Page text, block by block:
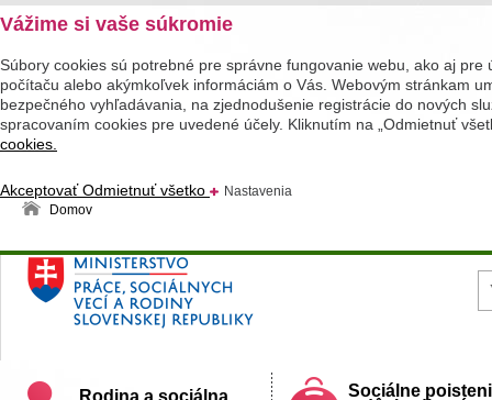
Vážime si vaše súkromie
Súbory cookies sú potrebné pre správne fungovanie webu, ako aj
počítaču alebo akýmkoľvek informáciám o Vás. Webovým stránkam
bezpečného vyhľadávania, na zjednodušenie registrácie do nových
spracovaním cookies pre uvedené účely. Kliknutím na „Odmietnuť
cookies.
AkceptovaťOdmietnuť všetko
Nastavenia
Domov
Ministerstvo práce, sociálnych vecí a rodiny
Slovenskej republiky
Rodina a sociálna
Sociálne